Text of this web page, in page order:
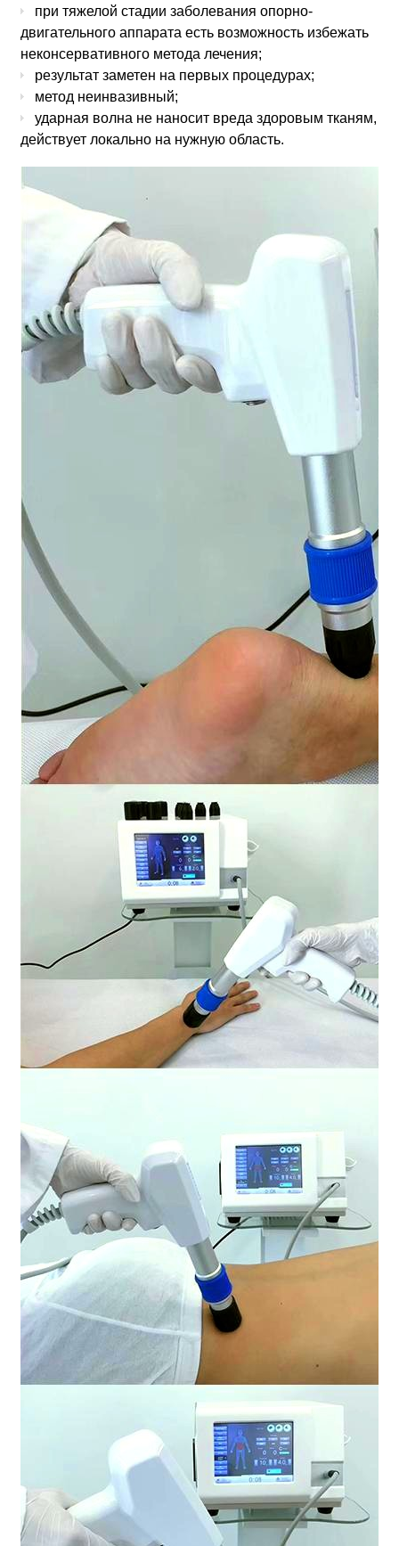
при тяжелой стадии заболевания опорно-
двигательного аппарата есть возможность избежать
неконсервативного метода лечения;
результат заметен на первых процедурах;
метод неинвазивный;
ударная волна не наносит вреда здоровым тканям,
действует локально на нужную область.